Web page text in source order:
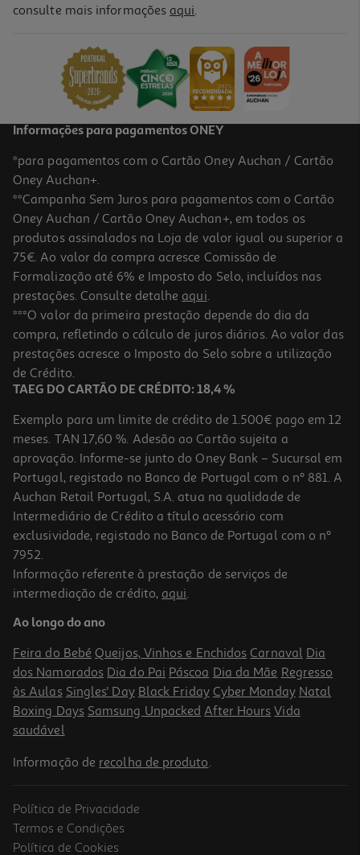
Espumante Santero Moscato Doce 0.75l
4.9
Espumante Santero Asti Doce 0.75l
9.59 €/Lt
7,19 €
Espumante Martini Asti 0.75l
14.12 €/Lt
10,59 €
consulte mais informações aqui.
Informações para pagamentos ONEY
*para pagamentos com o Cartão Oney Auchan / Cartão
Oney Auchan+.
**Campanha Sem Juros para pagamentos com o Cartão
Oney Auchan / Cartão Oney Auchan+, em todos os
produtos assinalados na Loja de valor igual ou superior a
75€. Ao valor da compra acresce Comissão de
Formalização até 6% e Imposto do Selo, incluídos nas
prestações. Consulte detalhe aqui.
***O valor da primeira prestação depende do dia da
compra, refletindo o cálculo de juros diários. Ao valor das
prestações acresce o Imposto do Selo sobre a utilização
de Crédito.
TAEG DO CARTÃO DE CRÉDITO: 18,4 %
Exemplo para um limite de crédito de 1.500€ pago em 12
meses. TAN 17,60 %. Adesão ao Cartão sujeita a
aprovação. Informe-se junto do Oney Bank – Sucursal em
Portugal, registado no Banco de Portugal com o nº 881. A
Auchan Retail Portugal, S.A. atua na qualidade de
Intermediário de Crédito a título acessório com
exclusividade, registado no Banco de Portugal com o nº
7952.
Informação referente à prestação de serviços de
intermediação de crédito, aqui.
Ao longo do ano
Feira do Bebé Queijos, Vinhos e Enchidos Carnaval Dia
dos Namorados Dia do Pai Páscoa Dia da Mãe Regresso
às Aulas Singles' Day Black Friday Cyber Monday Natal
Boxing Days Samsung Unpacked After Hours Vida
saudável
Informação de recolha de produto.
Política de Privacidade
Termos e Condições
Política de Cookies